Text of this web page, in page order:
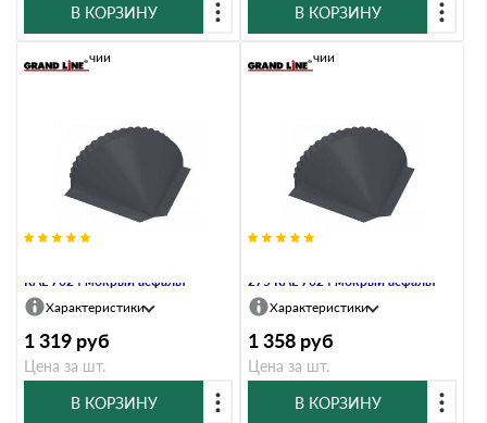
В КОРЗИНУ
В КОРЗИНУ
RAL 7024 мокрый асфальт
В наличии
Характеристики
1 319 руб
Цена за шт.
В КОРЗИНУ
275 RAL 7024 мокрый асфальт
В наличии
Характеристики
1 358 руб
Цена за шт.
В КОРЗИНУ